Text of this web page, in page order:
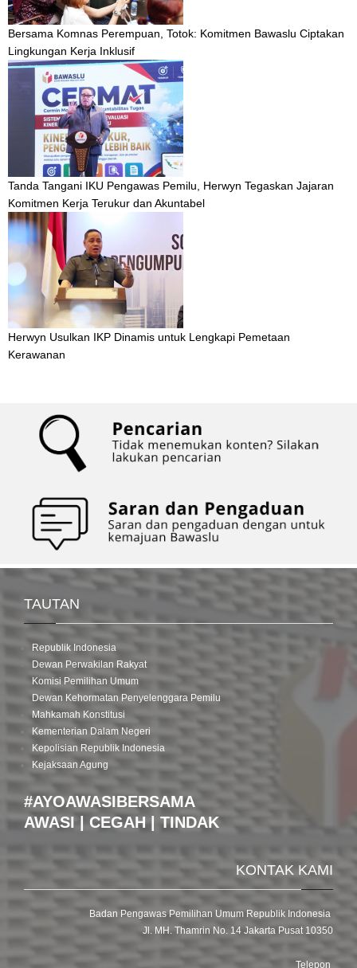
Bersama Komnas Perempuan, Totok: Komitmen Bawaslu Ciptakan
Lingkungan Kerja Inklusif
Tanda Tangani IKU Pengawas Pemilu, Herwyn Tegaskan Jajaran
Komitmen Kerja Terukur dan Akuntabel
Herwyn Usulkan IKP Dinamis untuk Lengkapi Pemetaan
Kerawanan
TAUTAN
Republik Indonesia
Dewan Perwakilan Rakyat
Komisi Pemilihan Umum
Dewan Kehormatan Penyelenggara Pemilu
Mahkamah Konstitusi
Kementerian Dalam Negeri
Kepolisian Republik Indonesia
Kejaksaan Agung
#AYOAWASIBERSAMA
AWASI | CEGAH | TINDAK
KONTAK KAMI
Badan Pengawas Pemilihan Umum Republik Indonesia
Jl. MH. Thamrin No. 14 Jakarta Pusat 10350
Telepon